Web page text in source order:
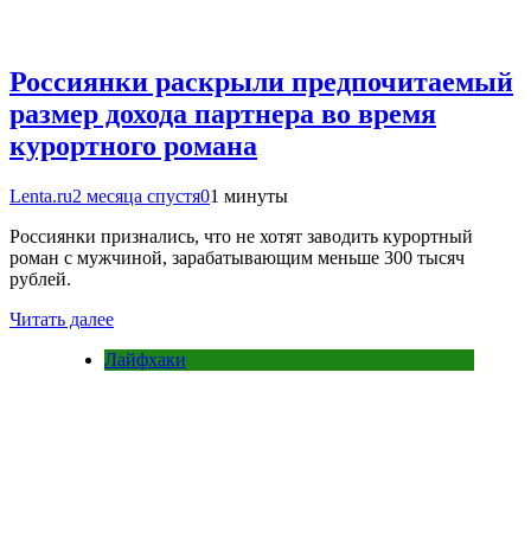
Россиянки раскрыли предпочитаемый
размер дохода партнера во время
курортного романа
Lenta.ru2 месяца спустя01 минуты
Россиянки признались, что не хотят заводить курортный
роман с мужчиной, зарабатывающим меньше 300 тысяч
рублей.
Читать далее
Лайфхаки